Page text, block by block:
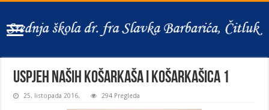
Uspjeh naših košarkaša i košarkašica 1
25. listopada 2016. 294 Pregleda